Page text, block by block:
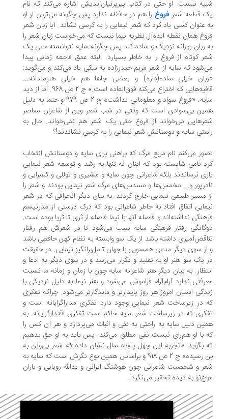
نیست. او حتی در کتاب پیرپرنیان‌اندیش اشاره می‌کند که نام
قطعه شعرفروغرا هم در حافظه ندارد پس چگونه می‌توان از او
عنوان کسی یاد کرد که شعر نیمایی را به کرسی نشاند. آیا زبان شعر
همان نقطه ایده‌آل نظریه نیما نیست که می‌خواست زبان شعر را
زبان روزانه نزدیک و ساده کند پس چگونه سایه نتوانسته حتی یک
کوتاه از فروغ را به خاطر بسپارد. البته عمق فاجعه زمانی پیدا
که سایه از شعر مریم حیدرزاده به نیکی یاد می‌کند و می‌گوید:
خیلی ساده(داره) و بعضی جاها هم خیلی هنرمندانه...
قافیه‌هایی که اختراع می‌کنه فوق‌العاده است.» ج 2 ص 968. اما از دید
سایه، «فروغ سواد و معلوماتی نداشت» ج 2 ص 979 و حتما به دلیل
بی‌سوادی است که وقتی در شب شعر وین از شاعران معاصر
می‌خواند از فروغ حتی یک شعر هم نمی‌خواند. حال به
سایه و دوستانش شعر نیمایی را به کرسی نشاندند!؟
می‌کنم نام مربع مرگ که براهنی برای سایه و دوستانش انتخاب
نامی شایسته بود که اینان نه تنها به رشد و توسعه شعر نیمایی
نرساندند بلکه شاعرانی چون سایه و مشیری و توللی و کسرایی و
و... مخمس‌ها و مسدس‌های مرگ شعر نیمایی بودند و شعر را
مسیر طبیعی نیمایی خارج کردند. به بیان دیگر انحرافی که در شعر
اتفاق افتاد به خاطر شاعرانی بود که درک درستی از مدرنیسم
نداشته‌اند و فاصله آنها با نیما فاصله از ثری تا ثریا بوده است.
رفتار فرهنگی سایه سبب می‌شود تا در شعرش هم رفتار
داشته باشد از یک سو وابسته به نظام کهن حافظی باشد
سوی دیگر مدعی همسویی با جهان تامل‌برانگیز نیمایی. در حقیقت
یک سو هنر او به تقلید و تکرار می‌رسد و در سوی دیگر به ادعا و
به بیان دیگر هنر شاعرانه سایه چون با زمان و زمانه ما نسبت
ندارد آرام‌آرام فراموش می‌شود و هنر نیما به دلیل نزدیکی با
انسان امروز هر روز پایدارتر و ماندگارتر می‌شود. چراکه تفکری
در زیرساخت شعر نیمایی وجود دارد تفکری مداراگرایانه است و
که در زیرساخت شعر سایه حاکم است تفکری اقتدارگرایانه. به
دلیل سایه به راحتی به نفی و اثبات می‌پردازد و هر آن کس را
با او هم‌رای نیست نفی مطلق می‌کند. پس باید به او حق بدهیم
بگوید: «تجربه این چهل پنجاه سال نشان داده که شعر بی‌وزن به
بن رسیده» ج 2 ص 918 و براساس همین نوع نگرش است که سایه به
و شخصیت شاعرانی چون هوشنگ ایرانی و یدالله رویایی و یاران
به دیده تحقیر می‌نگرد.